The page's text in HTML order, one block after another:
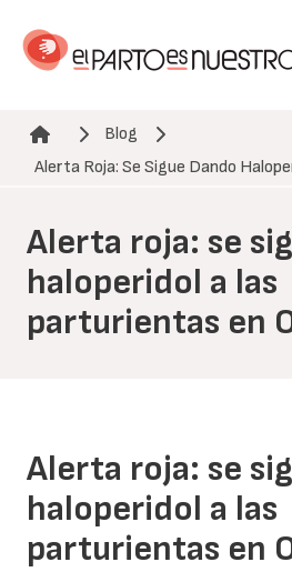
contenido
Ruta de navegación
Blog
Alerta Roja: Se Sigue Dando
Alerta roja: se
haloperidol a las
parturientas en
Alerta roja: se
haloperidol a las
parturientas en